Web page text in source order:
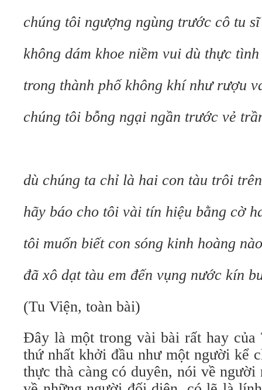
chúng tôi ngượng ngùng trước cô tu
không dám khoe niềm vui dù thực
trong thành phố không khí như rượu
chúng tôi bỗng ngại ngần trước vẻ
dù chúng ta chỉ là hai con tàu trôi
hãy báo cho tôi vài tín hiệu bằng cờ
tôi muốn biết con sóng kinh hoàng
đã xô dạt tàu em đến vụng nước kín
(Tu Viện, toàn bài)
Đây là một trong vài bài rất hay của
thứ nhất khởi đầu như một người kể
thực thà càng có duyên, nói về